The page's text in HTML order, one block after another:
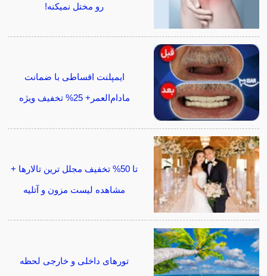
رو مختل نمیکنه!
ایمپلنت اقساطی با ضمانت
مادام‌العمر+ 25% تخفیف ویژه
تا 50% تخفیف مجلل ترین تالارها +
مشاهده لیست مزون و آتلیه
تورهای داخلی و خارجی لحظه